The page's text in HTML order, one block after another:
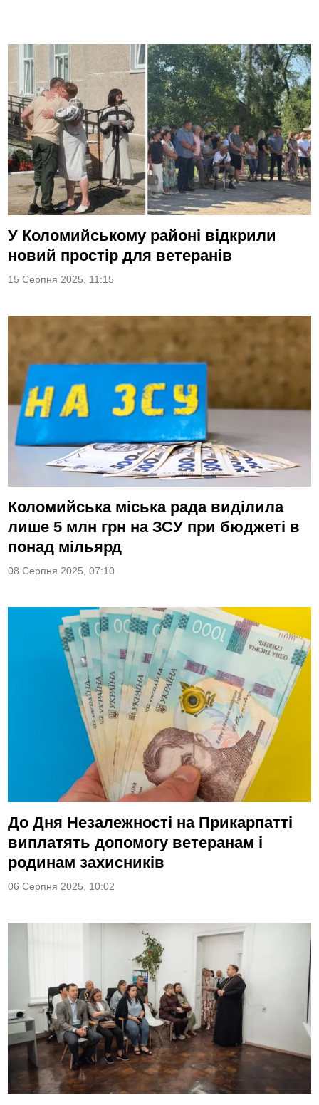
У Коломийському районі відкрили
новий простір для ветеранів
15 Серпня 2025, 11:15
Коломийська міська рада виділила
лише 5 млн грн на ЗСУ при бюджеті в
понад мільярд
08 Серпня 2025, 07:10
До Дня Незалежності на Прикарпатті
виплатять допомогу ветеранам і
родинам захисників
06 Серпня 2025, 10:02